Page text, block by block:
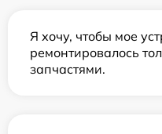
Я хочу, чтобы мое
ремонтировалось
запчастями.